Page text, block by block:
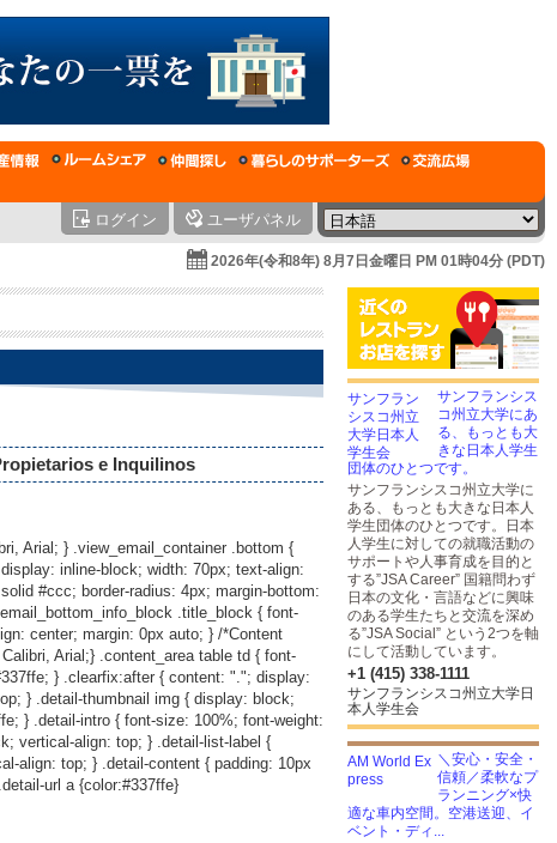
ログイン ユーザパネル
2026年(令和8年) 8月7日金曜日 PM 01時04分 (PDT)
e Inquilinos
Arial; } .view_email_container .bottom {
inline-block; width: 70px; text-align:
#ccc; border-radius: 4px; margin-bottom:
.title_block { font-
center; margin: 0px auto; } /*Content
Arial;} .content_area table td { font-
} .clearfix:after { content: "."; display:
} .detail-thumbnail img { display: block;
} .detail-intro { font-size: 100%; font-weight:
vertical-align: top; } .detail-list-label {
align: top; } .detail-content { padding: 10px
url a {color:#337ffe}
サンフランシス
コ州立大学にあ
る、もっとも大
きな日本人学生
団体のひとつです。
サンフランシスコ州立大学に
ある、もっとも大きな日本人
学生団体のひとつです。日本
人学生に対しての就職活動の
サポートや人事育成を目的と
する”JSA Career” 国籍問わず
日本の文化・言語などに興味
のある学生たちと交流を深め
る”JSA Social” という2つを軸
にして活動しています。
+1 (415) 338-1111
サンフランシスコ州立大学日
本人学生会
＼安心・安全・
信頼／柔軟なプ
ランニング×快
適な車内空間。空港送迎、イ
ベント・ディ...